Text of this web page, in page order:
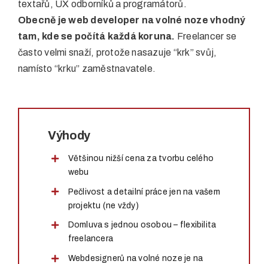
textařů, UX odborníků a programátorů.
Obecně je web developer na volné noze vhodný
tam, kde se počítá každá koruna. Freelancer se
často velmi snaží, protože nasazuje “krk” svůj,
namísto “krku” zaměstnavatele.
Výhody
Většinou nižší cena za tvorbu celého
webu
Pečlivost a detailní práce jen na vašem
projektu (ne vždy)
Domluva s jednou osobou – flexibilita
freelancera
Webdesignerů na volné noze je na